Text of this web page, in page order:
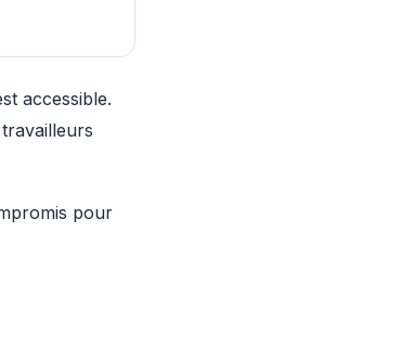
accessible.
pour